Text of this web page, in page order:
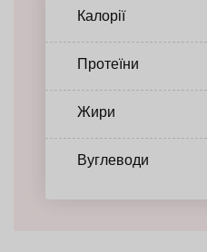
Калорії
Протеїни
Жири
Вуглеводи